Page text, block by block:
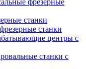
фрезерные
станки
станки
центры с
станки с